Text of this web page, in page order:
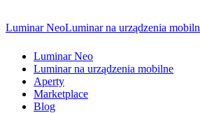
Luminar NeoLuminar na urządzenia
Luminar Neo
Luminar na urządzenia mobilne
Aperty
Marketplace
Blog